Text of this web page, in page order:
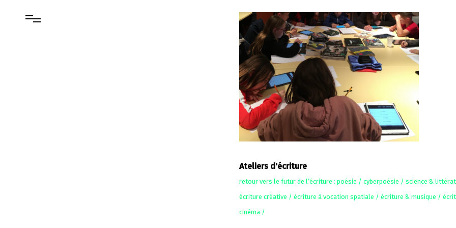
Ateliers d'écriture
retour vers le futur de l’écriture : poésie / cyberpoésie / science &
écriture créative / écriture à vocation spatiale / écriture & musique /
cinéma /